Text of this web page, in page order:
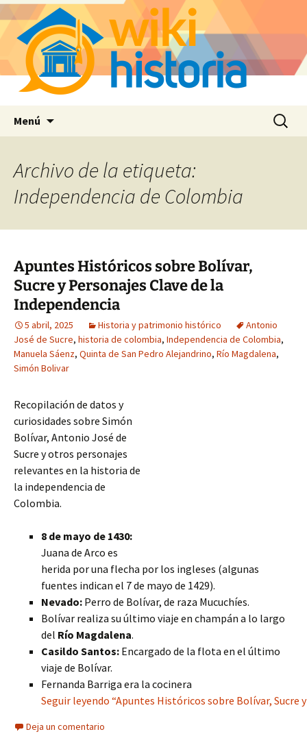
Menú Buscar:
Archivo de la etiqueta:
Independencia de Colombia
Apuntes Históricos sobre Bolívar,
Sucre y Personajes Clave de la
Independencia
5 abril, 2025 Historia y patrimonio histórico
Antonio
José de Sucre, historia de colombia, Independencia de Colombia,
Manuela Sáenz, Quinta de San Pedro Alejandrino, Río Magdalena,
Simón Bolivar
Recopilación de datos y
curiosidades sobre Simón
Bolívar, Antonio José de
Sucre y otros personajes
relevantes en la historia de
la independencia de
Colombia.
8 de mayo de 1430:
Juana de Arco es
herida por una flecha por los ingleses (algunas
fuentes indican el 7 de mayo de 1429).
Nevado: Perro de Bolívar, de raza Mucuchíes.
Bolívar realiza su último viaje en champán a lo largo
del Río Magdalena.
Casildo Santos: Encargado de la flota en el último
viaje de Bolívar.
Fernanda Barriga era la cocinera
Seguir leyendo “Apuntes Históricos sobre Bolívar, Sucre
Deja un comentario